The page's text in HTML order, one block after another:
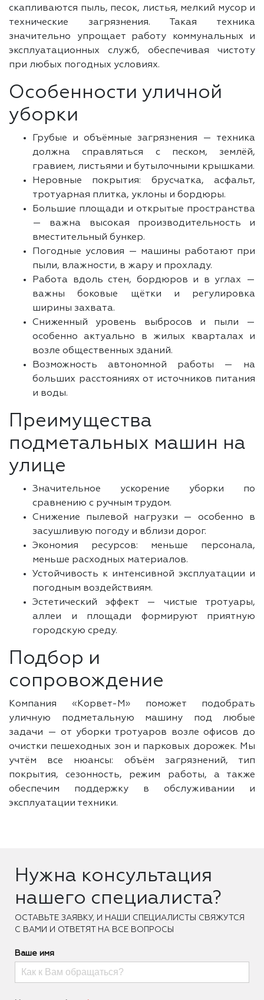
скапливаются пыль, песок, листья, мелкий мусор и
технические загрязнения. Такая техника
значительно упрощает работу коммунальных и
эксплуатационных служб, обеспечивая чистоту
при любых погодных условиях.
Особенности уличной
уборки
Грубые и объёмные загрязнения — техника
должна справляться с песком, землёй,
гравием, листьями и бутылочными крышками.
Неровные покрытия: брусчатка, асфальт,
тротуарная плитка, уклоны и бордюры.
Большие площади и открытые пространства
— важна высокая производительность и
вместительный бункер.
Погодные условия — машины работают при
пыли, влажности, в жару и прохладу.
Работа вдоль стен, бордюров и в углах —
важны боковые щётки и регулировка
ширины захвата.
Сниженный уровень выбросов и пыли —
особенно актуально в жилых кварталах и
возле общественных зданий.
Возможность автономной работы — на
больших расстояниях от источников питания
и воды.
Преимущества
подметальных машин на
улице
Значительное ускорение уборки по
сравнению с ручным трудом.
Снижение пылевой нагрузки — особенно в
засушливую погоду и вблизи дорог.
Экономия ресурсов: меньше персонала,
меньше расходных материалов.
Устойчивость к интенсивной эксплуатации и
погодным воздействиям.
Эстетический эффект — чистые тротуары,
аллеи и площади формируют приятную
городскую среду.
Подбор и
сопровождение
Компания «Корвет-М» поможет подобрать
уличную подметальную машину под любые
задачи — от уборки тротуаров возле офисов до
очистки пешеходных зон и парковых дорожек. Мы
учтём все нюансы: объём загрязнений, тип
покрытия, сезонность, режим работы, а также
обеспечим поддержку в обслуживании и
эксплуатации техники.
Нужна консультация
нашего специалиста?
ОCТАВЬТЕ ЗАЯВКУ, И НАШИ СПЕЦИАЛИСТЫ СВЯЖУТСЯ
С ВАМИ И ОТВЕТЯТ НА ВСЕ ВОПРОСЫ
Ваше имя